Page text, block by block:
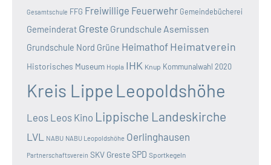
Gesamtschule FFG Freiwillige Feuerwehr Gemeindebücherei
Gemeinderat Greste Grundschule Asemissen
Grundschule Nord Grüne Heimathof Heimatverein
Historisches Museum Hopla IHK Knup Kommunalwahl 2020
Kreis Lippe Leopoldshöhe
Leos Leos Kino Lippische Landeskirche
LVL NABU NABU Leopoldshöhe Oerlinghausen
Partnerschaftsverein SKV GresteSPD Sportkegeln